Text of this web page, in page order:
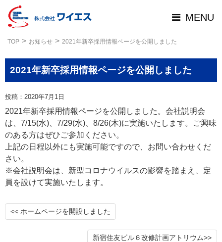
MENU
TOP お知らせ 2021年新卒採用情報ページを公開しました
2021年新卒採用情報ページを公開しました
投稿：2020年7月1日
2021年新卒採用情報ページを公開しました。会社説明会
は、7/15(水)、7/29(水)、8/26(木)に実施いたします。ご興味
のある方はぜひご参加ください。
上記の日程以外にも実施可能ですので、お問い合わせくだ
さい。
※会社説明会は、新型コロナウイルスの影響を踏まえ、定
員を設けて実施いたします。
<< ホームページを開設しました
新宿住友ビル６改修計画アトリウム>>